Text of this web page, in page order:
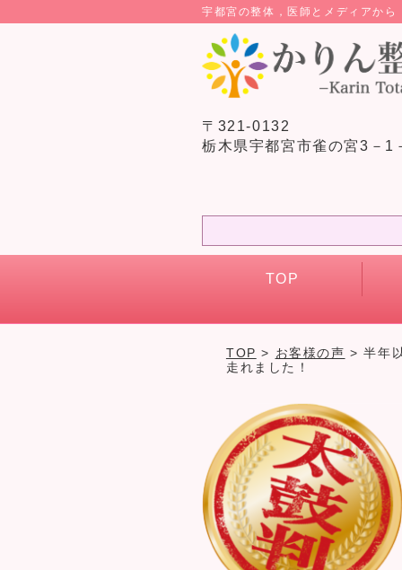
宇都宮の整体，医師とメディアか
〒321-0132
栃木県宇都宮市雀の宮3－1
TOP
TOP > お客様の声 > 半年
走れました！